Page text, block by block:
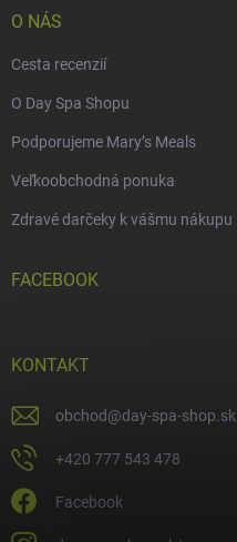
O NÁS
Cesta recenzií
O Day Spa Shopu
Podporujeme Mary’s Meals
Veľkoobchodná ponuka
Zdravé darčeky k vášmu nákupu
FACEBOOK
KONTAKT
obchod@day-spa-shop.sk
+420 777 543 478
Facebook